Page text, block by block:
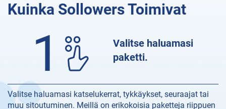
Kuinka Sollowers Toimivat
1
Valitse haluamasi
paketti.
Valitse haluamasi katselukerrat, tykkäykset, seuraajat tai
muu sitoutuminen. Meillä on erikokoisia paketteja riippuen